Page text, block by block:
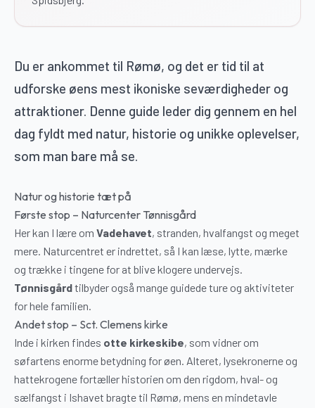
Du er ankommet til Rømø, og det er tid til at
udforske øens mest ikoniske seværdigheder og
attraktioner. Denne guide leder dig gennem en hel
dag fyldt med natur, historie og unikke oplevelser,
som man bare må se.
Natur og historie tæt på
Første stop – Naturcenter Tønnisgård
Her kan I lære om Vadehavet, stranden, hvalfangst og meget
mere. Naturcentret er indrettet, så I kan læse, lytte, mærke
og trække i tingene for at blive klogere undervejs.
Tønnisgårdtilbyder også mange guidede ture og aktiviteter
for hele familien.
Andet stop – Sct. Clemens kirke
Inde i kirken findes otte kirkeskibe, som vidner om
søfartens enorme betydning for øen. Alteret, lysekronerne og
hattekrogene fortæller historien om den rigdom, hval- og
sælfangst i Ishavet bragte til Rømø, mens en mindetavle